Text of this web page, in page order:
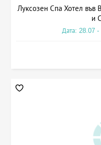
Луксозен Спа Хотел във
и
Дата: 28.07